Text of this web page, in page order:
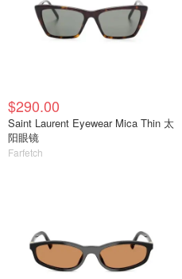
$290.00
Saint Laurent Eyewear Mica Thin 太
阳眼镜
Farfetch